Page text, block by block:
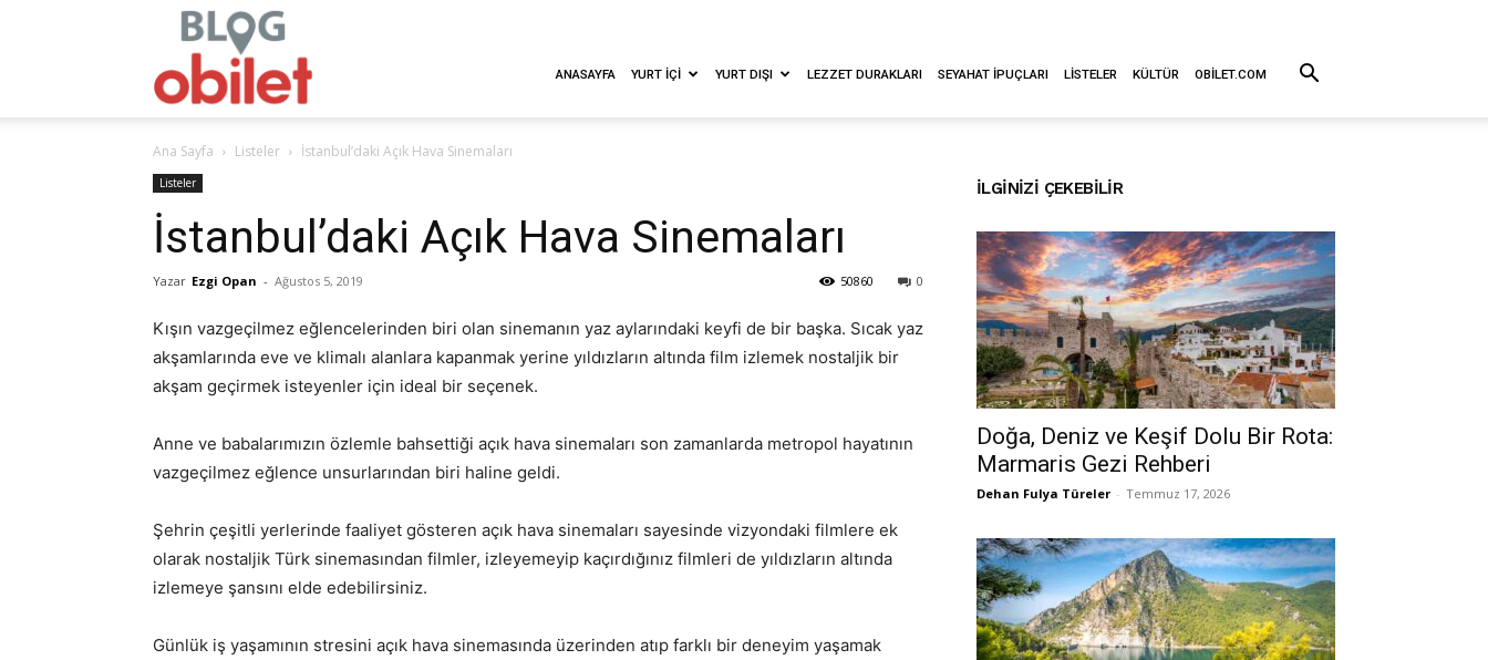
Blog
ANASAYFA YURT İÇI YURT DIŞI LEZZET DURAKLARI SEYAHAT İPUÇLARI LISTELER KÜLTÜR OBILET.COM
Ana Sayfa Listeler İstanbul’daki Açık Hava Sinemaları
Listeler
İstanbul’daki Açık Hava Sinemaları
Yazar Ezgi Opan - Ağustos 5, 2019 0
50860
Kışın vazgeçilmez eğlencelerinden biri olan sinemanın yaz aylarındaki keyfi de bir başka. Sıcak yaz
akşamlarında eve ve klimalı alanlara kapanmak yerine yıldızların altında film izlemek nostaljik bir
akşam geçirmek isteyenler için ideal bir seçenek.
Anne ve babalarımızın özlemle bahsettiği açık hava sinemaları son zamanlarda metropol hayatının
vazgeçilmez eğlence unsurlarından biri haline geldi.
Şehrin çeşitli yerlerinde faaliyet gösteren açık hava sinemaları sayesinde vizyondaki filmlere ek
olarak nostaljik Türk sinemasından filmler, izleyemeyip kaçırdığınız filmleri de yıldızların altında
izlemeye şansını elde edebilirsiniz.
Günlük iş yaşamının stresini açık hava sinemasında üzerinden atıp farklı bir deneyim yaşamak
İLGINIZI ÇEKEBILIR
Doğa, Deniz ve Keşif Dolu Bir Rota:
Marmaris Gezi Rehberi
Dehan Fulya Türeler - Temmuz 17, 2026